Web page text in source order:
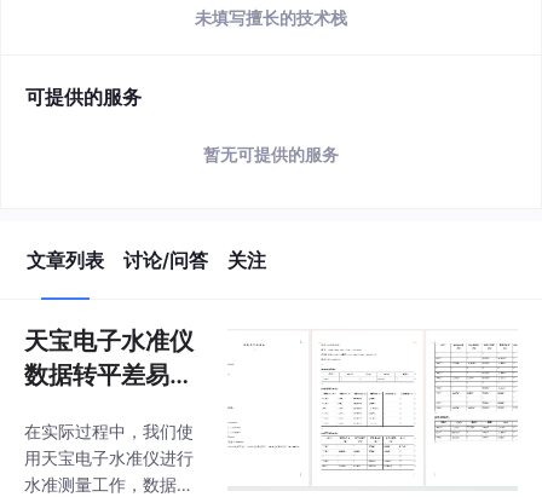
未填写擅长的技术栈
可提供的服务
暂无可提供的服务
文章列表 讨论/问答 关注
天宝电子水准仪
数据转平差易格
平差报告
在实际过程中，我们使
用天宝电子水准仪进行
水准测量工作，数据处